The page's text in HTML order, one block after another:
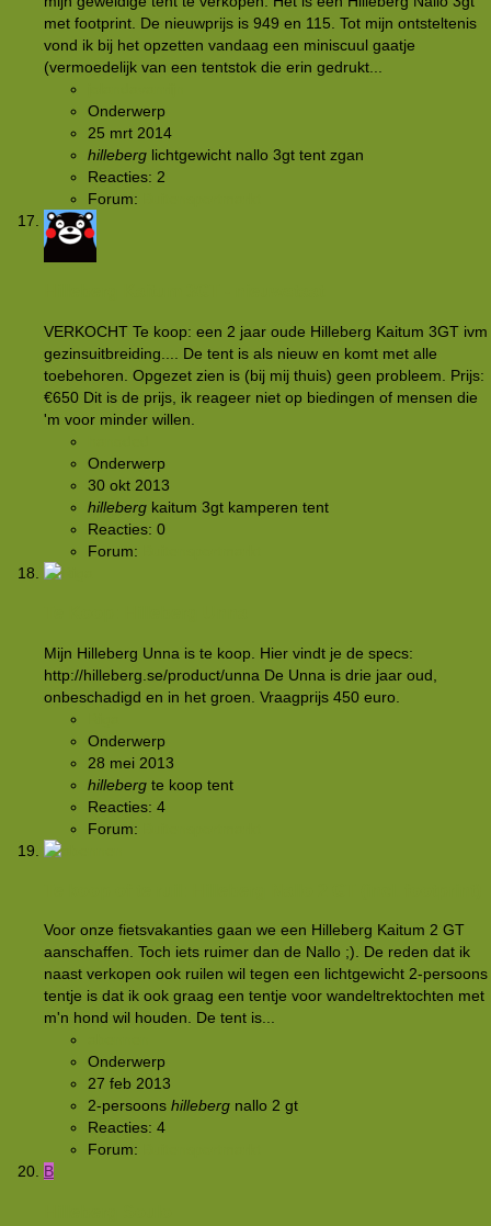
met footprint. De nieuwprijs is 949 en 115. Tot mijn ontsteltenis
vond ik bij het opzetten vandaag een miniscuul gaatje
(vermoedelijk van een tentstok die erin gedrukt...
Onderwerp
25 mrt 2014
hilleberg lichtgewicht nallo 3gt tent zgan
Reacties: 2
Forum:
VERKOCHT Te koop: een 2 jaar oude Hilleberg Kaitum 3GT ivm
gezinsuitbreiding.... De tent is als nieuw en komt met alle
toebehoren. Opgezet zien is (bij mij thuis) geen probleem. Prijs:
€650 Dit is de prijs, ik reageer niet op biedingen of mensen die
'm voor minder willen.
Onderwerp
30 okt 2013
hilleberg kaitum 3gt kamperen tent
Reacties: 0
Forum:
Mijn Hilleberg Unna is te koop. Hier vindt je de specs:
http://hilleberg.se/product/unna De Unna is drie jaar oud,
onbeschadigd en in het groen. Vraagprijs 450 euro.
Onderwerp
28 mei 2013
hilleberg te koop tent
Reacties: 4
Forum:
Voor onze fietsvakanties gaan we een Hilleberg Kaitum 2 GT
aanschaffen. Toch iets ruimer dan de Nallo ;). De reden dat ik
naast verkopen ook ruilen wil tegen een lichtgewicht 2-persoons
tentje is dat ik ook graag een tentje voor wandeltrektochten met
m'n hond wil houden. De tent is...
Onderwerp
27 feb 2013
2-persoons hilleberg nallo 2 gt
Reacties: 4
Forum:
B